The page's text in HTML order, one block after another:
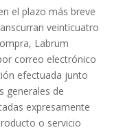
el plazo más breve
veinticuatro
Labrum
correo electrónico
efectuada junto
generales de
expresamente
o servicio